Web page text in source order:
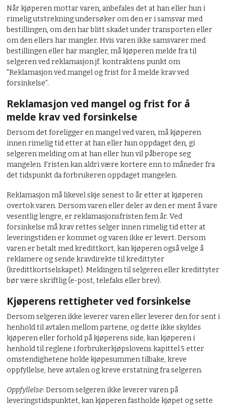
Når kjøperen mottar varen, anbefales det at han eller hun i
rimelig utstrekning undersøker om den er i samsvar med
bestillingen, om den har blitt skadet under transporten eller
om den ellers har mangler. Hvis varen ikke samsvarer med
bestillingen eller har mangler, må kjøperen melde fra til
selgeren ved reklamasjon jf. kontraktens punkt om
"Reklamasjon ved mangel og frist for å melde krav ved
forsinkelse”.
Reklamasjon ved mangel og frist for å
melde krav ved forsinkelse
Dersom det foreligger en mangel ved varen, må kjøperen
innen rimelig tid etter at han eller hun oppdaget den, gi
selgeren melding om at han eller hun vil påberope seg
mangelen. Fristen kan aldri være kortere enn to måneder fra
det tidspunkt da forbrukeren oppdaget mangelen.
Reklamasjon må likevel skje senest to år etter at kjøperen
overtok varen. Dersom varen eller deler av den er ment å vare
vesentlig lengre, er reklamasjonsfristen fem år. Ved
forsinkelse må krav rettes selger innen rimelig tid etter at
leveringstiden er kommet og varen ikke er levert. Dersom
varen er betalt med kredittkort, kan kjøperen også velge å
reklamere og sende kravdirekte til kredittyter
(kredittkortselskapet). Meldingen til selgeren eller kredittyter
bør være skriftlig (e-post, telefaks eller brev).
Kjøperens rettigheter ved forsinkelse
Dersom selgeren ikke leverer varen eller leverer den for sent i
henhold til avtalen mellom partene, og dette ikke skyldes
kjøperen eller forhold på kjøperens side, kan kjøperen i
henhold til reglene i forbrukerkjøpslovens kapittel 5 etter
omstendighetene holde kjøpesummen tilbake, kreve
oppfyllelse, heve avtalen og kreve erstatning fra selgeren.
Oppfyllelse: Dersom selgeren ikke leverer varen på
leveringstidspunktet, kan kjøperen fastholde kjøpet og sette